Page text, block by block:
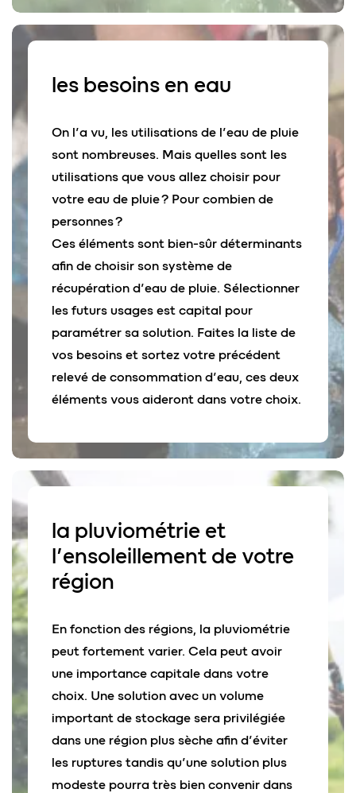
les besoins en eau
On l’a vu, les utilisations de l’eau de pluie
sont nombreuses. Mais quelles sont les
utilisations que vous allez choisir pour
votre eau de pluie ? Pour combien de
personnes ?
Ces éléments sont bien-sûr déterminants
afin de choisir son système de
récupération d’eau de pluie. Sélectionner
les futurs usages est capital pour
paramétrer sa solution. Faites la liste de
vos besoins et sortez votre précédent
relevé de consommation d’eau, ces deux
éléments vous aideront dans votre choix.
la pluviométrie et
l’ensoleillement de votre
région
En fonction des régions, la pluviométrie
peut fortement varier. Cela peut avoir
une importance capitale dans votre
choix. Une solution avec un volume
important de stockage sera privilégiée
dans une région plus sèche afin d’éviter
les ruptures tandis qu’une solution plus
modeste pourra très bien convenir dans